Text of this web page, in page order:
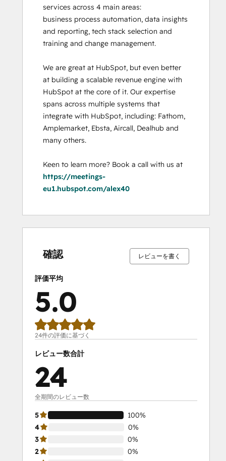
services across 4 main areas:
business process automation, data insights
and reporting, tech stack selection and
training and change management.
We are great at HubSpot, but even better
at building a scalable revenue engine with
HubSpot at the core of it. Our expertise
spans across multiple systems that
integrate with HubSpot, including: Fathom,
Amplemarket, Ebsta, Aircall, Dealhub and
many others.
https://meetings-
eu1.hubspot.com/alex40
確認 レビューを書く
評価平均
5.0
24件の評価に基づく
レビュー数合計
24
全期間のレビュー数
5
100%
4
了
0%
3
了
0%
2
了
0%
了
了
了
了
了
了